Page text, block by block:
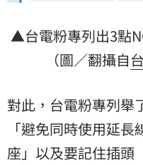
▲台電粉專列出3點
（圖／翻攝自
對此，台電粉專列舉
「避免同時使用延
座」以及要記住插頭